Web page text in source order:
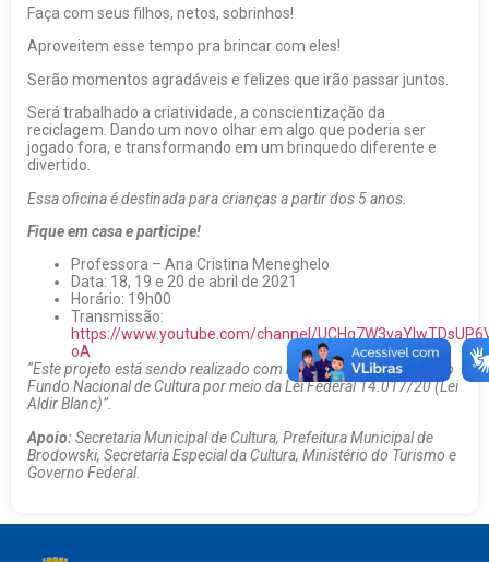
Faça com seus filhos, netos, sobrinhos!
Aproveitem esse tempo pra brincar com eles!
Serão momentos agradáveis e felizes que irão passar juntos.
Será trabalhado a criatividade, a conscientização da
reciclagem. Dando um novo olhar em algo que poderia ser
jogado fora, e transformando em um brinquedo diferente e
divertido.
Essa oficina é destinada para crianças a partir dos 5 anos.
Fique em casa e participe!
Professora – Ana Cristina Meneghelo
Data: 18, 19 e 20 de abril de 2021
Horário: 19h00
Transmissão:
https://www.youtube.com/channel/
oA
“Este projeto está sendo realizado com recursos provenientes do
Fundo Nacional de Cultura por meio da Lei Federal 14.017/20 (Lei
Aldir Blanc)”.
Apoio:Secretaria Municipal de Cultura, Prefeitura Municipal de
Brodowski, Secretaria Especial da Cultura, Ministério do Turismo e
Governo Federal.